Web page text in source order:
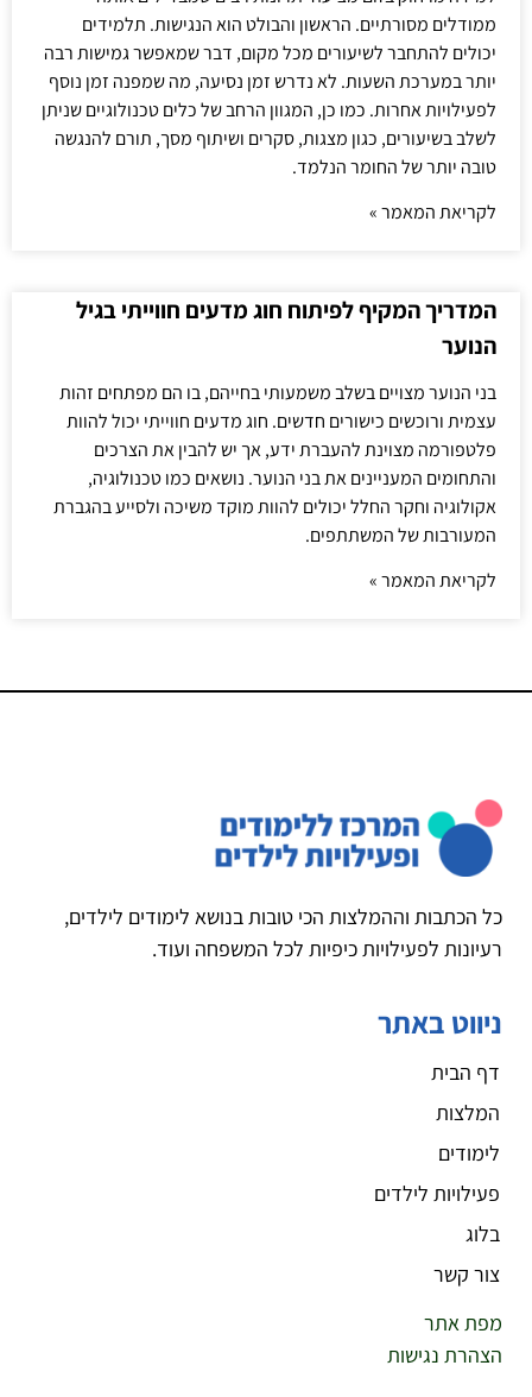
ממודלים מסורתיים. הראשון והבולט הוא הנגישות. תלמידים
יכולים להתחבר לשיעורים מכל מקום, דבר שמאפשר גמישות רבה
יותר במערכת השעות. לא נדרש זמן נסיעה, מה שמפנה זמן נוסף
לפעילויות אחרות. כמו כן, המגוון הרחב של כלים טכנולוגיים שניתן
לשלב בשיעורים, כגון מצגות, סקרים ושיתוף מסך, תורם להנגשה
טובה יותר של החומר הנלמד.
לקריאת המאמר »
המדריך המקיף לפיתוח חוג מדעים חווייתי בגיל
הנוער
בני הנוער מצויים בשלב משמעותי בחייהם, בו הם מפתחים זהות
עצמית ורוכשים כישורים חדשים. חוג מדעים חווייתי יכול להוות
פלטפורמה מצוינת להעברת ידע, אך יש להבין את הצרכים
והתחומים המעניינים את בני הנוער. נושאים כמו טכנולוגיה,
אקולוגיה וחקר החלל יכולים להוות מוקד משיכה ולסייע בהגברת
המעורבות של המשתתפים.
לקריאת המאמר »
כל הכתבות וההמלצות הכי טובות בנושא לימודים לילדים,
רעיונות לפעילויות כיפיות לכל המשפחה ועוד.
ניווט באתר
דף הבית
המלצות
לימודים
פעילויות לילדים
בלוג
צור קשר
מפת אתר
הצהרת נגישות